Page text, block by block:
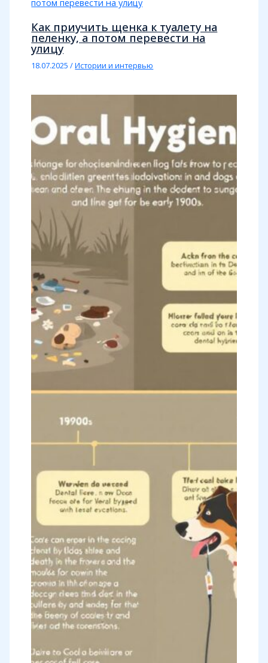
Как приучить щенка к туалету на
пеленку, а потом перевести на
улицу
18.07.2025/Истории и интервью